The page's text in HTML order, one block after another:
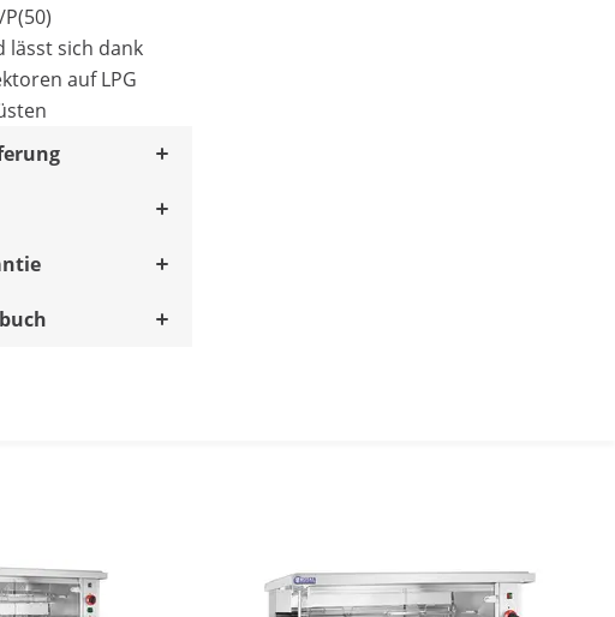
lässt sich dank
auf LPG